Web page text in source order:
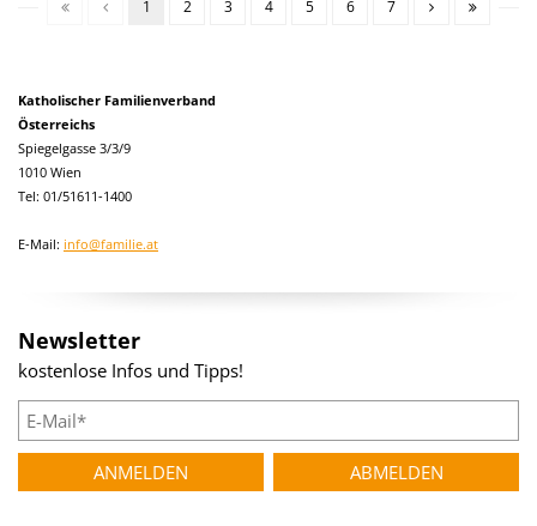
1 2 3 4 5 6 7
Katholischer Familienverband
Österreichs
Spiegelgasse 3/3/9
1010 Wien
Tel: 01/51611-1400
E-Mail: info@familie.at
Newsletter
kostenlose Infos und Tipps!